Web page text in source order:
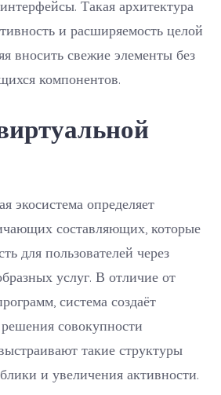
Такая архитектура
и расширяемость целой
вносить свежие элементы без
компонентов.
экосистема определяет
составляющих, которые
для пользователей через
услуг. В отличие от
система создаёт
совокупности
такие структуры
и увеличения активности.